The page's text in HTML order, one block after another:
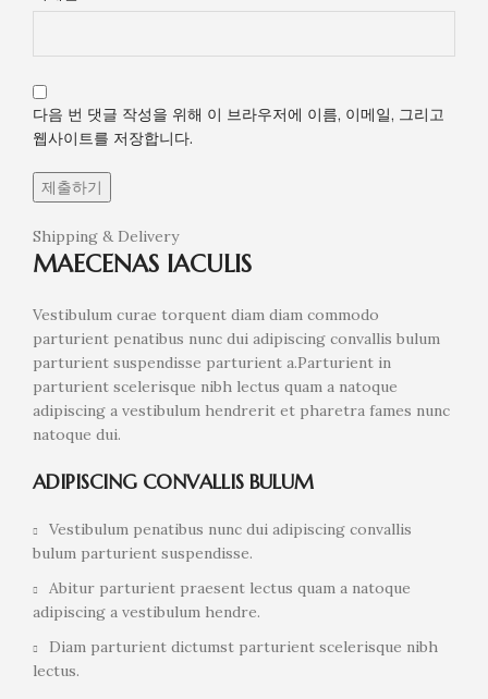
다음 번 댓글 작성을 위해 이 브라우저에 이름, 이메일, 그리고
웹사이트를 저장합니다.
Shipping & Delivery
MAECENAS IACULIS
Vestibulum curae torquent diam diam commodo
parturient penatibus nunc dui adipiscing convallis bulum
parturient suspendisse parturient a.Parturient in
parturient scelerisque nibh lectus quam a natoque
adipiscing a vestibulum hendrerit et pharetra fames nunc
natoque dui.
ADIPISCING CONVALLIS BULUM
Vestibulum penatibus nunc dui adipiscing convallis
bulum parturient suspendisse.
Abitur parturient praesent lectus quam a natoque
adipiscing a vestibulum hendre.
Diam parturient dictumst parturient scelerisque nibh
lectus.